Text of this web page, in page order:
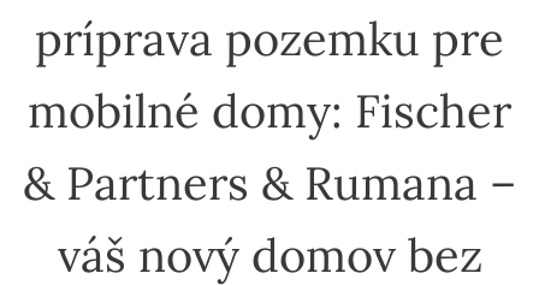
príprava pozemku pre
mobilné domy: Fischer
& Partners & Rumana –
váš nový domov bez